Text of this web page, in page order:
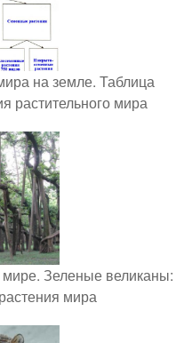
на земле. Таблица
растительного мира
Зеленые великаны:
мира